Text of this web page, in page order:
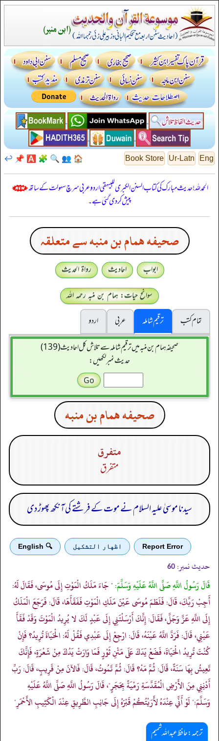
Eng
Ur-Latn
Book Store
🏠
👥
🔍
🧩
🅰️
📌
↩️
الحمدللہ! حدیث مبارک کی کتاب السنن الكبرى للبيهقي اردو عربی سرچ سہولت کے ساتھ
پیش کر دی گئی ہے۔
صحيفه همام بن منبه سے متعلقہ
ابواب احادیث
رواۃ الحدیث
سوانح حیات: ہمام بن منبہ رحمہ اللہ
تمام کتب
ترقیم شاملہ عربی
اردو
صحیفہ ہمام بن منبہ میں ترقیم شاملہ سے تلاش کل احادیث (139)
حدیث نمبر لکھیں:
صحيفه همام بن منبه
متفرق
متفرق
سیدنا موسیٰ علیہ السلام نے موت کے فرشتے کی آنکھ پھوڑ دی
Report Error اظهار التشكيل 🔍 English
حدیث نمبر: 60
قَالَ رَسُولُ اللَّهِ صَلَّى اللَّهُ عَلَيْهِ وَسَلَّمَ:" جَاءَ مَلَكُ الْمَوْتِ إِلَى مُوسَى، فَقَالَ لَهُ:
أَجِبْ رَبَّكَ، قَالَ: فَلَطَمَ مُوسَى عَيْنَ مَلَكِ الْمَوْتِ فَفَقَأَهَا، قَالَ: فَرَجَعَ الْمَلَكُ
إِلَى اللَّهِ عَزَّ وَجَلَّ، فَقَالَ: إِنَّكَ أَرْسَلْتَنِي إِلَى عَبْدٍ لَكَ لا يُرِيدُ الْمَوْتَ وَقَدْ فَقَأَ
عَيْنِي، قَالَ: فَرَدَّ اللَّهُ عَيْنَهُ، قَالَ: ارْجِعْ إِلَى عَبْدِي فَقُلْ لَهُ: الْحَيَاةَ تُرِيدُ؟ فَإِنْ
كُنْتَ تُرِيدُ الْحَيَاةَ، فَضَعْ يَدَكَ عَلَى مَتْنِ ثَوْرٍ فَمَا وَارَتْ يَدُكَ مِنْ شَعْرَةٍ، فَإِنَّكَ
تَعِيشُ بِهَا سَنَةً، قَالَ: ثُمَّ مَهْ؟ قَالَ: ثُمَّ تَمُوتُ، قَالَ: فَالآنَ مِنْ قَرِيبٍ، قَالَ: رَبِّ
أَدْنِنِي مِنَ الأَرْضِ الْمُقَدَّسَةِ رَمْيَةً بِحَجَرٍ"، قَالَ رَسُولُ اللَّهِ صَلَّى اللَّهُ عَلَيْهِ
وَسَلَّمَ:" لَوْ أَنِّي عِنْدَهُ لأَرَيْتُكُمْ قَبْرَهُ إِلَى جَانِبِ الطَّرِيقِ عِنْدَ الْكَثِيبِ الأَحْمَرِ"
ترجمہ:حافظ عبداللہ شمیم